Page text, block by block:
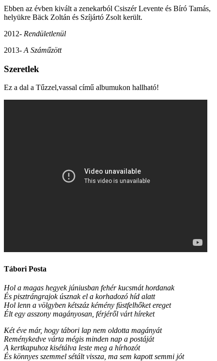
Ebben az évben kivált a zenekarból Csiszér Levente és Bíró Tamás,
helyükre Bäck Zoltán és Szíjártó Zsolt került.
2012- Rendületlenül
2013- A Száműzött
Szeretlek
Ez a dal a Tűzzel,vassal című albumukon hallható!
Tábori Posta
Hol a magas hegyek júniusban fehér kucsmát hordanak
És pisztrángrajok úsznak el a korhadozó híd alatt
Hol lenn a völgyben kétszáz kémény füstfelhőket ereget
Élt egy asszony magányosan, férjéről várt híreket
Két éve már, hogy tábori lap nem oldotta magányát
Reménykedve várta mégis minden nap a postáját
A kertkapuhoz kisétálva leste meg a hírhozót
És könnyes szemmel sétált vissza, ma sem kapott semmi jót